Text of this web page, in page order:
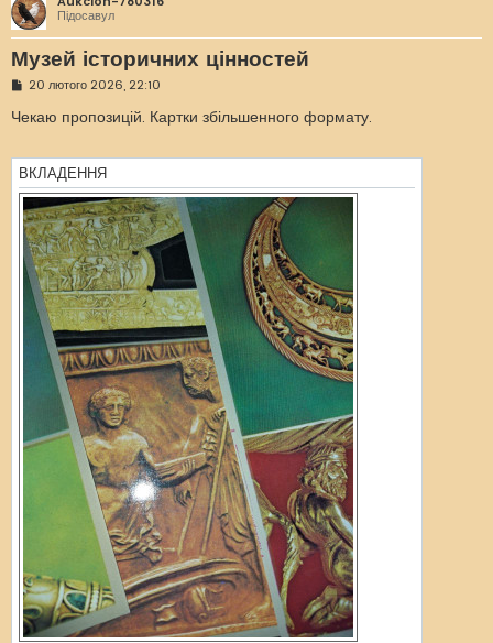
Підосавул
Музей історичних цінностей
П
в
і
о
м
л
е
н
н
я
20 лютого 2026, 22:10
Чекаю пропозицій. Картки збільшенного формату.
ВКЛАДЕННЯ